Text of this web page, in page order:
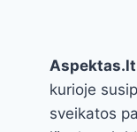
Aspektas.lt
kurioje
sveikatos